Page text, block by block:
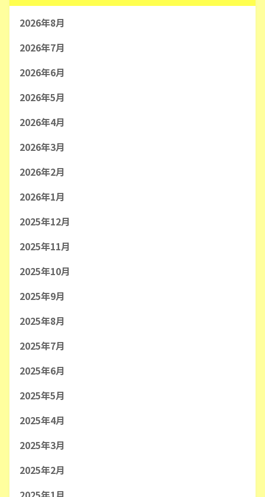
2026年8月
2026年7月
2026年6月
2026年5月
2026年4月
2026年3月
2026年2月
2026年1月
2025年12月
2025年11月
2025年10月
2025年9月
2025年8月
2025年7月
2025年6月
2025年5月
2025年4月
2025年3月
2025年2月